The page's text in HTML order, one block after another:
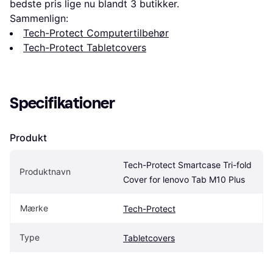
bedste pris lige nu blandt 3 butikker.
Sammenlign:
Tech-Protect Computertilbehør
Tech-Protect Tabletcovers
Specifikationer
Produkt
Produktnavn
Tech-Protect Smartcase Tri-fold
Cover for lenovo Tab M10 Plus
Mærke Tech-Protect
Type Tabletcovers